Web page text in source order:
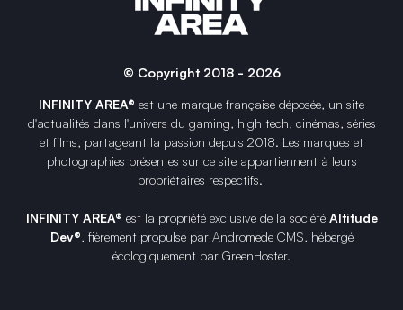
© Copyright 2018 - 2026
INFINITY AREA® est une marque française déposée, un site
d'actualités dans l'univers du gaming, high tech, cinémas, séries
et films, partageant la passion depuis 2018. Les marques et
photographies présentes sur ce site appartiennent à leurs
propriétaires respectifs.
INFINITY AREA® est la propriété exclusive de la société Altitude
Dev®, fièrement propulsé par Andromede CMS, hébergé
écologiquement par GreenHoster.